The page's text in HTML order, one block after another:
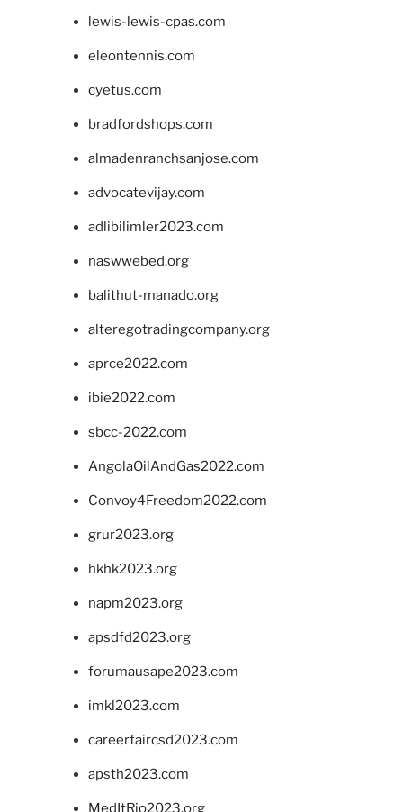
lewis-lewis-cpas.com
eleontennis.com
cyetus.com
bradfordshops.com
almadenranchsanjose.com
advocatevijay.com
adlibilimler2023.com
naswwebed.org
balithut-manado.org
alteregotradingcompany.org
aprce2022.com
ibie2022.com
sbcc-2022.com
AngolaOilAndGas2022.com
Convoy4Freedom2022.com
grur2023.org
hkhk2023.org
napm2023.org
apsdfd2023.org
forumausape2023.com
imkl2023.com
careerfaircsd2023.com
apsth2023.com
MedItRio2023.org